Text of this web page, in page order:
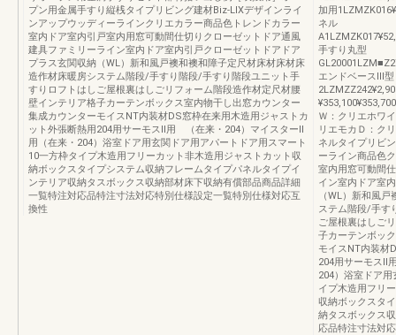
プン用金属手すり縦桟タイプリビング建材Biz-LIXデザインライ
ンアップウッディーラインクリエカラー商品色トレンドカラー
室内ドア室内引戸室内用窓可動間仕切りクローゼットドア通風
建具ファミリーライン室内ドア室内引戸クローゼットドアドア
プラス玄関収納（WL）新和風戸襖和襖和障子定尺材床材床材床
造作材床暖房システム階段/手すり階段/手すり階段ユニット手
すりロフトはしご屋根裏はしごリフォーム階段造作材定尺材腰
壁インテリア格子カーテンボックス室内物干し出窓カウンター
集成カウンターモイスNT内装材DS窓枠在来用木造用ジャストカ
ット外張断熱用204用サーモスⅡ用 （在来・204）マイスターⅡ
用（在来・204）浴室ドア用玄関ドア用アパートドア用スマート
10一方枠タイプ木造用フリーカット非木造用ジャストカット収
納ボックスタイプシステム収納フレームタイプパネルタイプイ
ンテリア収納タスボックス収納部材床下収納有償部品商品詳細
一覧特注対応品特注寸法対応特別仕様設定一覧特別仕様対応互
換性
加用
ネル
手すり丸型
エンドベースⅢ型
Ｗ：クリエホワ
リエモカＤ：ク
ネルタイプリビ
ーライン商品色
室内用窓可動間
イン室内ドア室
（WL）新和風
ステム階段/手す
ご屋根裏はしご
子カーテンボッ
モイスNT内装材
204用サーモスⅡ
204）浴室ドア
イプ木造用フリ
収納ボックスタ
納タスボックス
応品特注寸法対